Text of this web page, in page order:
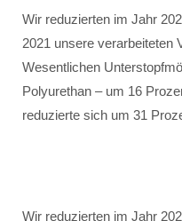
Wir reduzierten im Jahr
2021 unsere verarbeiteten
Wesentlichen
Polyurethan – um 16
reduzierte sich um 31
Wir reduzierten im Jahr